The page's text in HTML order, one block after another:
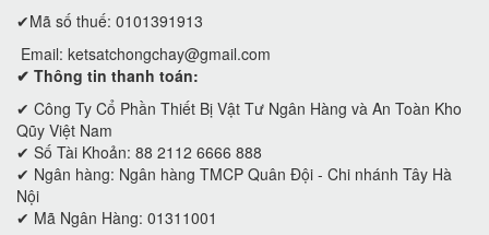
✔Mã số thuế: 0101391913
Email: ketsatchongchay@gmail.com
✔ Thông tin thanh toán:
✔ Công Ty Cổ Phần Thiết Bị Vật Tư Ngân Hàng và An Toàn Kho
Qũy Việt Nam
✔ Số Tài Khoản: 88 2112 6666 888
✔ Ngân hàng: Ngân hàng TMCP Quân Đội - Chi nhánh Tây Hà
Nội
✔ Mã Ngân Hàng: 01311001